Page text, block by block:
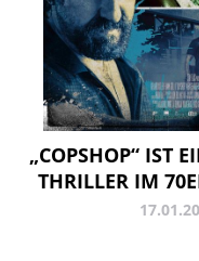
„COPSHOP“ IST
THRILLER IM